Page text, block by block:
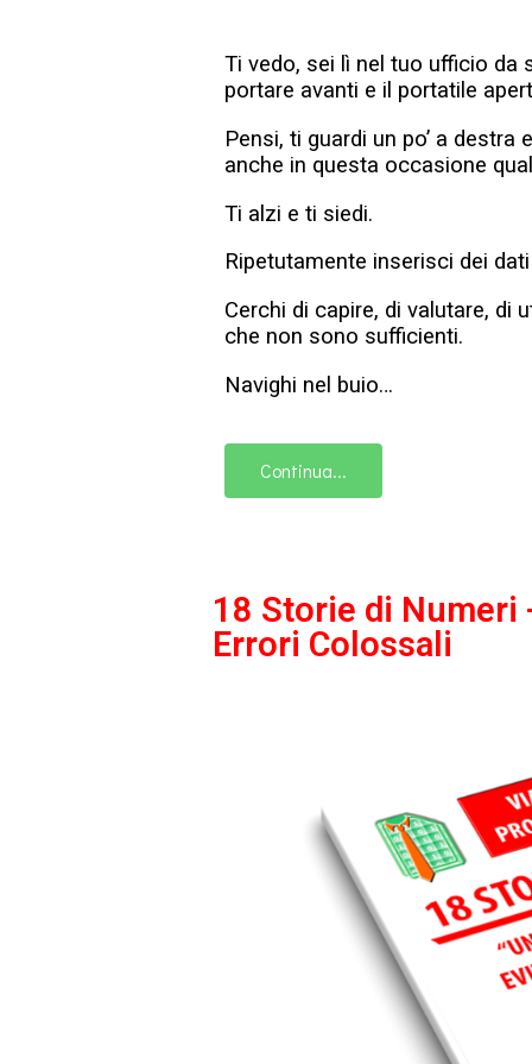
Ti vedo, sei lì nel tuo ufficio da
portare avanti e il portatile
Pensi, ti guardi un po’ a
anche in questa occasione
Ti alzi e ti siedi.
Ripetutamente inserisci dei
Cerchi di capire, di valutare,
che non sono sufficienti.
Navighi nel buio…
Continua...
18 Storie di Numeri
Errori Colossali​